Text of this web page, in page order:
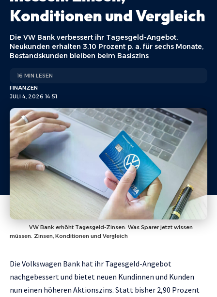
Konditionen und Vergleich
Die VW Bank verbessert ihr Tagesgeld-Angebot.
Neukunden erhalten 3,10 Prozent p. a. für sechs Monate,
Bestandskunden bleiben beim Basiszins
JULI 4, 2026 14:51
FINANZEN
16 MIN LESEN
VW Bank erhöht Tagesgeld-Zinsen: Was Sparer jetzt wissen
müssen. Zinsen, Konditionen und Vergleich
Die Volkswagen Bank hat ihr Tagesgeld-Angebot
nachgebessert und bietet neuen Kundinnen und Kunden
nun einen höheren Aktionszins. Statt bisher 2,90 Prozent